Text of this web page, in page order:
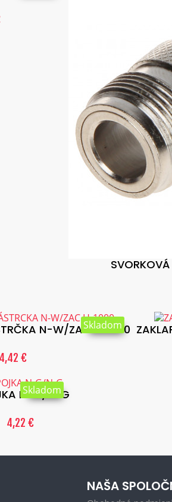
N-W/ZAC.H-1000
4,42 €
Skladom
N-G/N-G
4,22 €
Skladom
NAŠA